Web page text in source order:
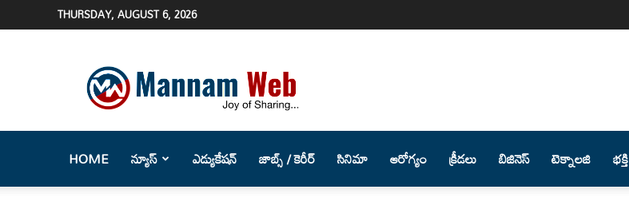
THURSDAY, AUGUST 6, 2026
Web
(మన్నం
News
HOME న్యూస్ ఎడ్యుకేషన్ జాబ్స్ / కెరీర్ సినిమా ఆరోగ్యం క్రీడలు బిజినెస్ టెక్నాలజి భక్తి